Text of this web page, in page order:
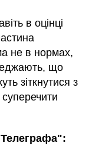
в оцінці
не в нормах,
що
зіткнутися з